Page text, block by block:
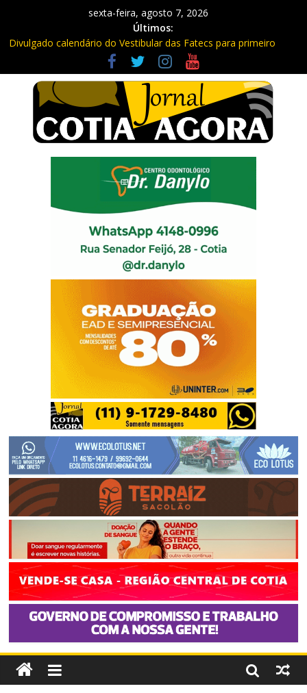
sexta-feira, agosto 7, 2026
Últimos:
Divulgado calendário do Vestibular das Fatecs para primeiro
Mapa da Desigualdade da Grande SP: Vargem Grande Paulista
em boa posição. Cotia entre as últimas do ranking
Morador denuncia furto de cabos em postes na Estrada da
Roselândia
Itapevi: Em duas ocorrências, PM recupera carga roubada,
Sebrae promove curso de compras públicas em Vargem Grande